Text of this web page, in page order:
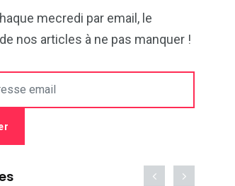
mecredi par email, le
nos articles à ne pas manquer !